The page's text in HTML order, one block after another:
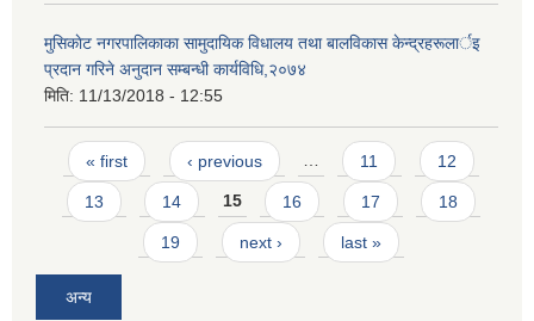
मुसिकाेट नगरपालिकाका सामुदायिक विधालय तथा बालविकास केन्द्रहरूलार्इ
प्रदान गरिने अनुदान सम्बन्धी कार्यविधि,२०७४
मिति: 11/13/2018 - 12:55
Pages
« first ‹ previous … 11 12
13 14 15 16 17 18
19 next › last »
अन्य